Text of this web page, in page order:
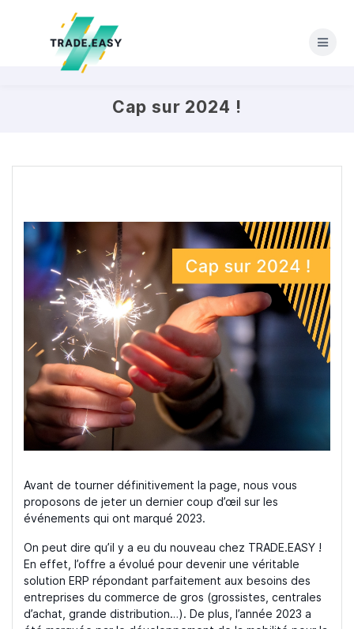
Cap sur 2024 !
Avant de tourner définitivement la page, nous vous
proposons de jeter un dernier coup d’œil sur les
événements qui ont marqué 2023.
On peut dire qu’il y a eu du nouveau chez TRADE.EASY !
En effet, l’offre a évolué pour devenir une véritable
solution ERP répondant parfaitement aux besoins des
entreprises du commerce de gros (grossistes, centrales
d’achat, grande distribution…). De plus, l’année 2023 a